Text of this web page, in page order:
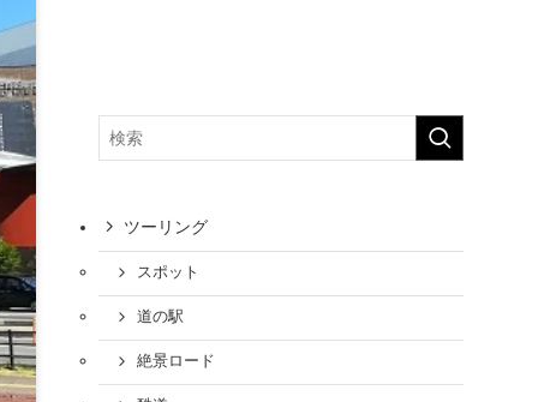
ツーリング
スポット
道の駅
絶景ロード